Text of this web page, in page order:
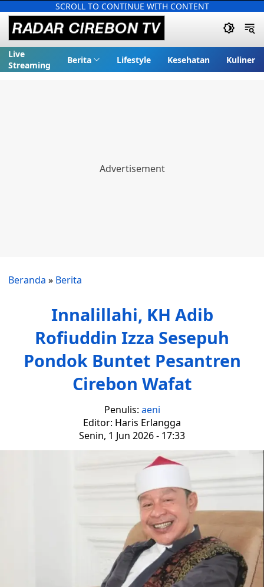
SCROLL TO CONTINUE WITH CONTENT
Live
Streaming
Berita Lifestyle Kesehatan Kuliner
Beranda » Berita
Innalillahi, KH Adib
Rofiuddin Izza Sesepuh
Pondok Buntet Pesantren
Cirebon Wafat
Penulis: aeni
Editor: Haris Erlangga
Senin, 1 Jun 2026 - 17:33